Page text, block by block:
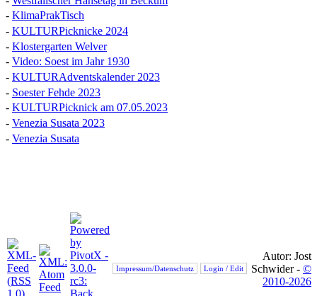
- KlimaPrakTisch
- KULTURPicknicke 2024
- Klostergarten Welver
- Video: Soest im Jahr 1930
- KULTURAdventskalender 2023
- Soester Fehde 2023
- KULTURPicknick am 07.05.2023
- Venezia Susata 2023
- Venezia Susata
Impressum/Datenschutz Login / Edit
Autor: Jost
Schwider - ©
2010-2026